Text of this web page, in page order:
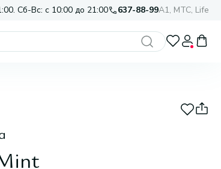
Сб-Вс: с 10:00 до 21:00 637-88-99A1, МТС, Life